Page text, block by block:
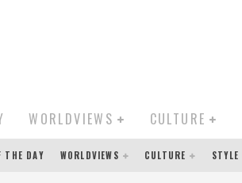
WORLDVIEWS CULTURE
THE DAY WORLDVIEWS CULTURE STYLE